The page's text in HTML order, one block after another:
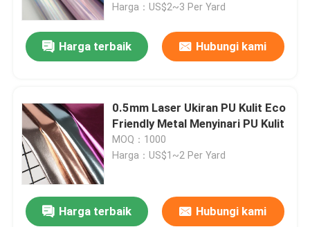
Harga：US$2~3 Per Yard
Harga terbaik Hubungi kami
0.5mm Laser Ukiran PU Kulit Eco
Friendly Metal Menyinari PU Kulit
MOQ：1000
Harga：US$1~2 Per Yard
Harga terbaik Hubungi kami